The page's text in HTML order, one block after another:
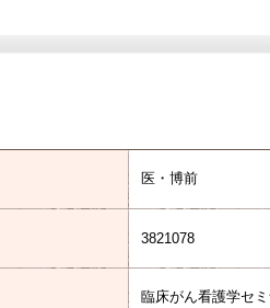
医・博前
3821078
臨床がん看護学セ